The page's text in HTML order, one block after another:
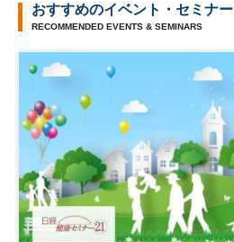
おすすめのイベント・セミナー
RECOMMENDED EVENTS & SEMINARS